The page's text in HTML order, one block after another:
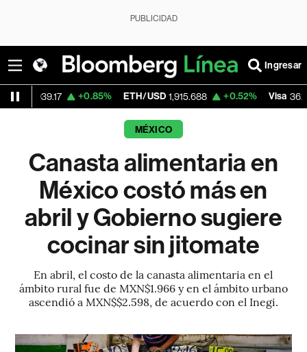
PUBLICIDAD
Ingresar
+0.85% ETH/USD 1,915.688 +0.52% Visa 362.50 -
MÉXICO
Canasta alimentaria en
México costó más en
abril y Gobierno sugiere
cocinar sin jitomate
En abril, el costo de la canasta alimentaria en el
ámbito rural fue de MXN$1.966 y en el ámbito urbano
ascendió a MXN$$2.598, de acuerdo con el Inegi.